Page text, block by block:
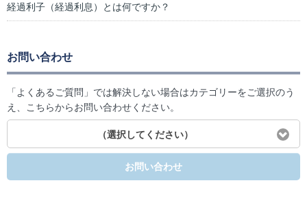
経過利子（経過利息）とは何ですか？
お問い合わせ
「よくあるご質問」では解決しない場合はカテゴリーをご選択のう
え、こちらからお問い合わせください。
（選択してください）
お問い合わせ